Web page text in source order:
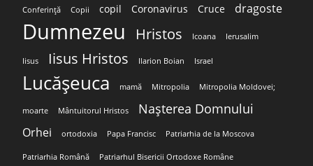
Conferință Copii copil Coronavirus Cruce dragoste
Dumnezeu Hristos Icoana Ierusalim
Iisus Iisus Hristos Ilarion Boian Israel
Lucășeuca mamă Mitropolia Mitropolia Moldovei;
moarte Mântuitorul Hristos Nașterea Domnului
Orhei ortodoxia Papa Francisc Patriarhia de la Moscova
Patriarhia Română Patriarhul Bisericii Ortodoxe Române